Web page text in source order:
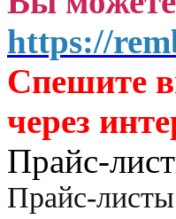
https://
Спешите
через
Прайс-
Прайс-